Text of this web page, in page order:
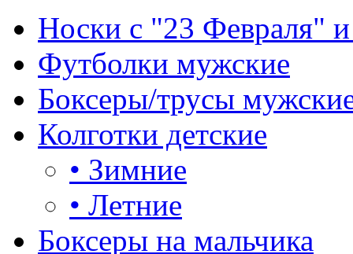
Носки с "23 Февраля"
Футболки мужские
Боксеры/трусы
Колготки детские
• Зимние
• Летние
Боксеры на мальчика